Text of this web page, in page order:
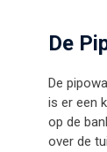
De
De
is er een
op de
over de